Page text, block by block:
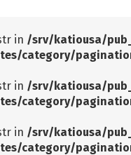
in /srv/katiousa/
category/
in /srv/katiousa/
category/
in /srv/katiousa/
category/